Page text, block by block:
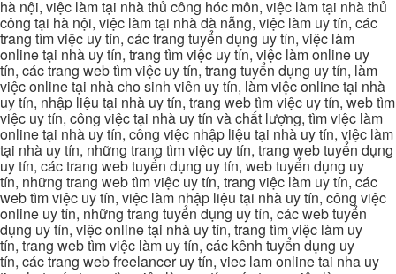
hà nội, việc làm tại nhà thủ công hóc môn, việc làm tại nhà thủ
công tại hà nội, việc làm tại nhà đà nẵng, việc làm uy tín, các
trang tìm việc uy tín, các trang tuyển dụng uy tín, việc làm
online tại nhà uy tín, trang tìm việc uy tín, việc làm online uy
tín, các trang web tìm việc uy tín, trang tuyển dụng uy tín, làm
việc online tại nhà cho sinh viên uy tín, làm việc online tại nhà
uy tín, nhập liệu tại nhà uy tín, trang web tìm việc uy tín, web tìm
việc uy tín, công việc tại nhà uy tín và chất lượng, tìm việc làm
online tại nhà uy tín, công việc nhập liệu tại nhà uy tín, việc làm
tại nhà uy tín, những trang tìm việc uy tín, trang web tuyển dụng
uy tín, các trang web tuyển dụng uy tín, web tuyển dụng uy
tín, những trang web tìm việc uy tín, trang việc làm uy tín, các
web tìm việc uy tín, việc làm nhập liệu tại nhà uy tín, công việc
online uy tín, những trang tuyển dụng uy tín, các web tuyển
dụng uy tín, việc online tại nhà uy tín, trang tìm việc làm uy
tín, trang web tìm việc làm uy tín, các kênh tuyển dụng uy
tín, các trang web freelancer uy tín, viec lam online tai nha uy